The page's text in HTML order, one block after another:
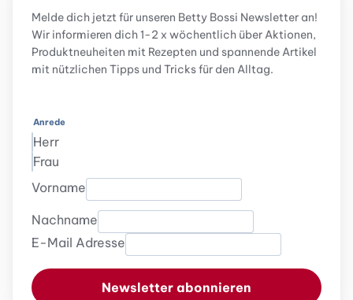
Melde dich jetzt für unseren Betty Bossi Newsletter an!
Wir informieren dich 1-2 x wöchentlich über Aktionen,
Produktneuheiten mit Rezepten und spannende Artikel
mit nützlichen Tipps und Tricks für den Alltag.
Anrede
Herr
Frau
Vorname
Nachname
E-Mail Adresse
Newsletter abonnieren